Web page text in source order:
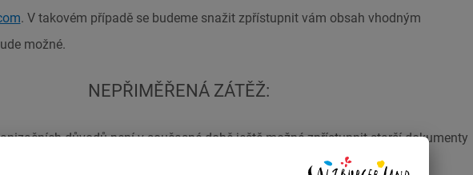
. V takovém případě se budeme snažit zpřístupnit vám obsah vhodným
možné.
NEPŘIMĚŘENÁ ZÁTĚŽ:
důvodů není v současné době ještě možné zpřístupnit starší dokumenty
(atd.). Kromě toho není možné poskytnout videa ve znakovém jazyce.